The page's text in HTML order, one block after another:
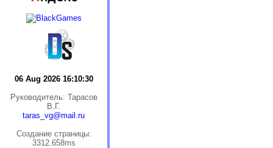
06 Aug 2026 16:10:31
Руководитель: Тарасов
В.Г.
taras_vg@mail.ru
Cоздание страницы:
3312.658ms